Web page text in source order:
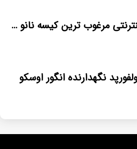
خرید اینترنتی مرغوب ترین کیسه نانو صیفی جات
نگهدارنده انگور اوسکو